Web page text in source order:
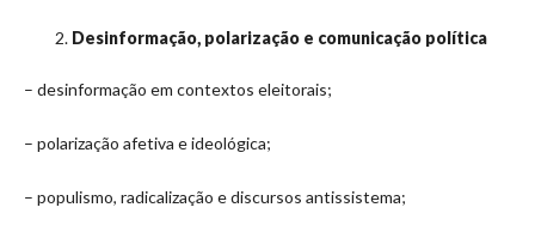
Desinformação, polarização e comunicação política
– desinformação em contextos eleitorais;
– polarização afetiva e ideológica;
– populismo, radicalização e discursos antissistema;